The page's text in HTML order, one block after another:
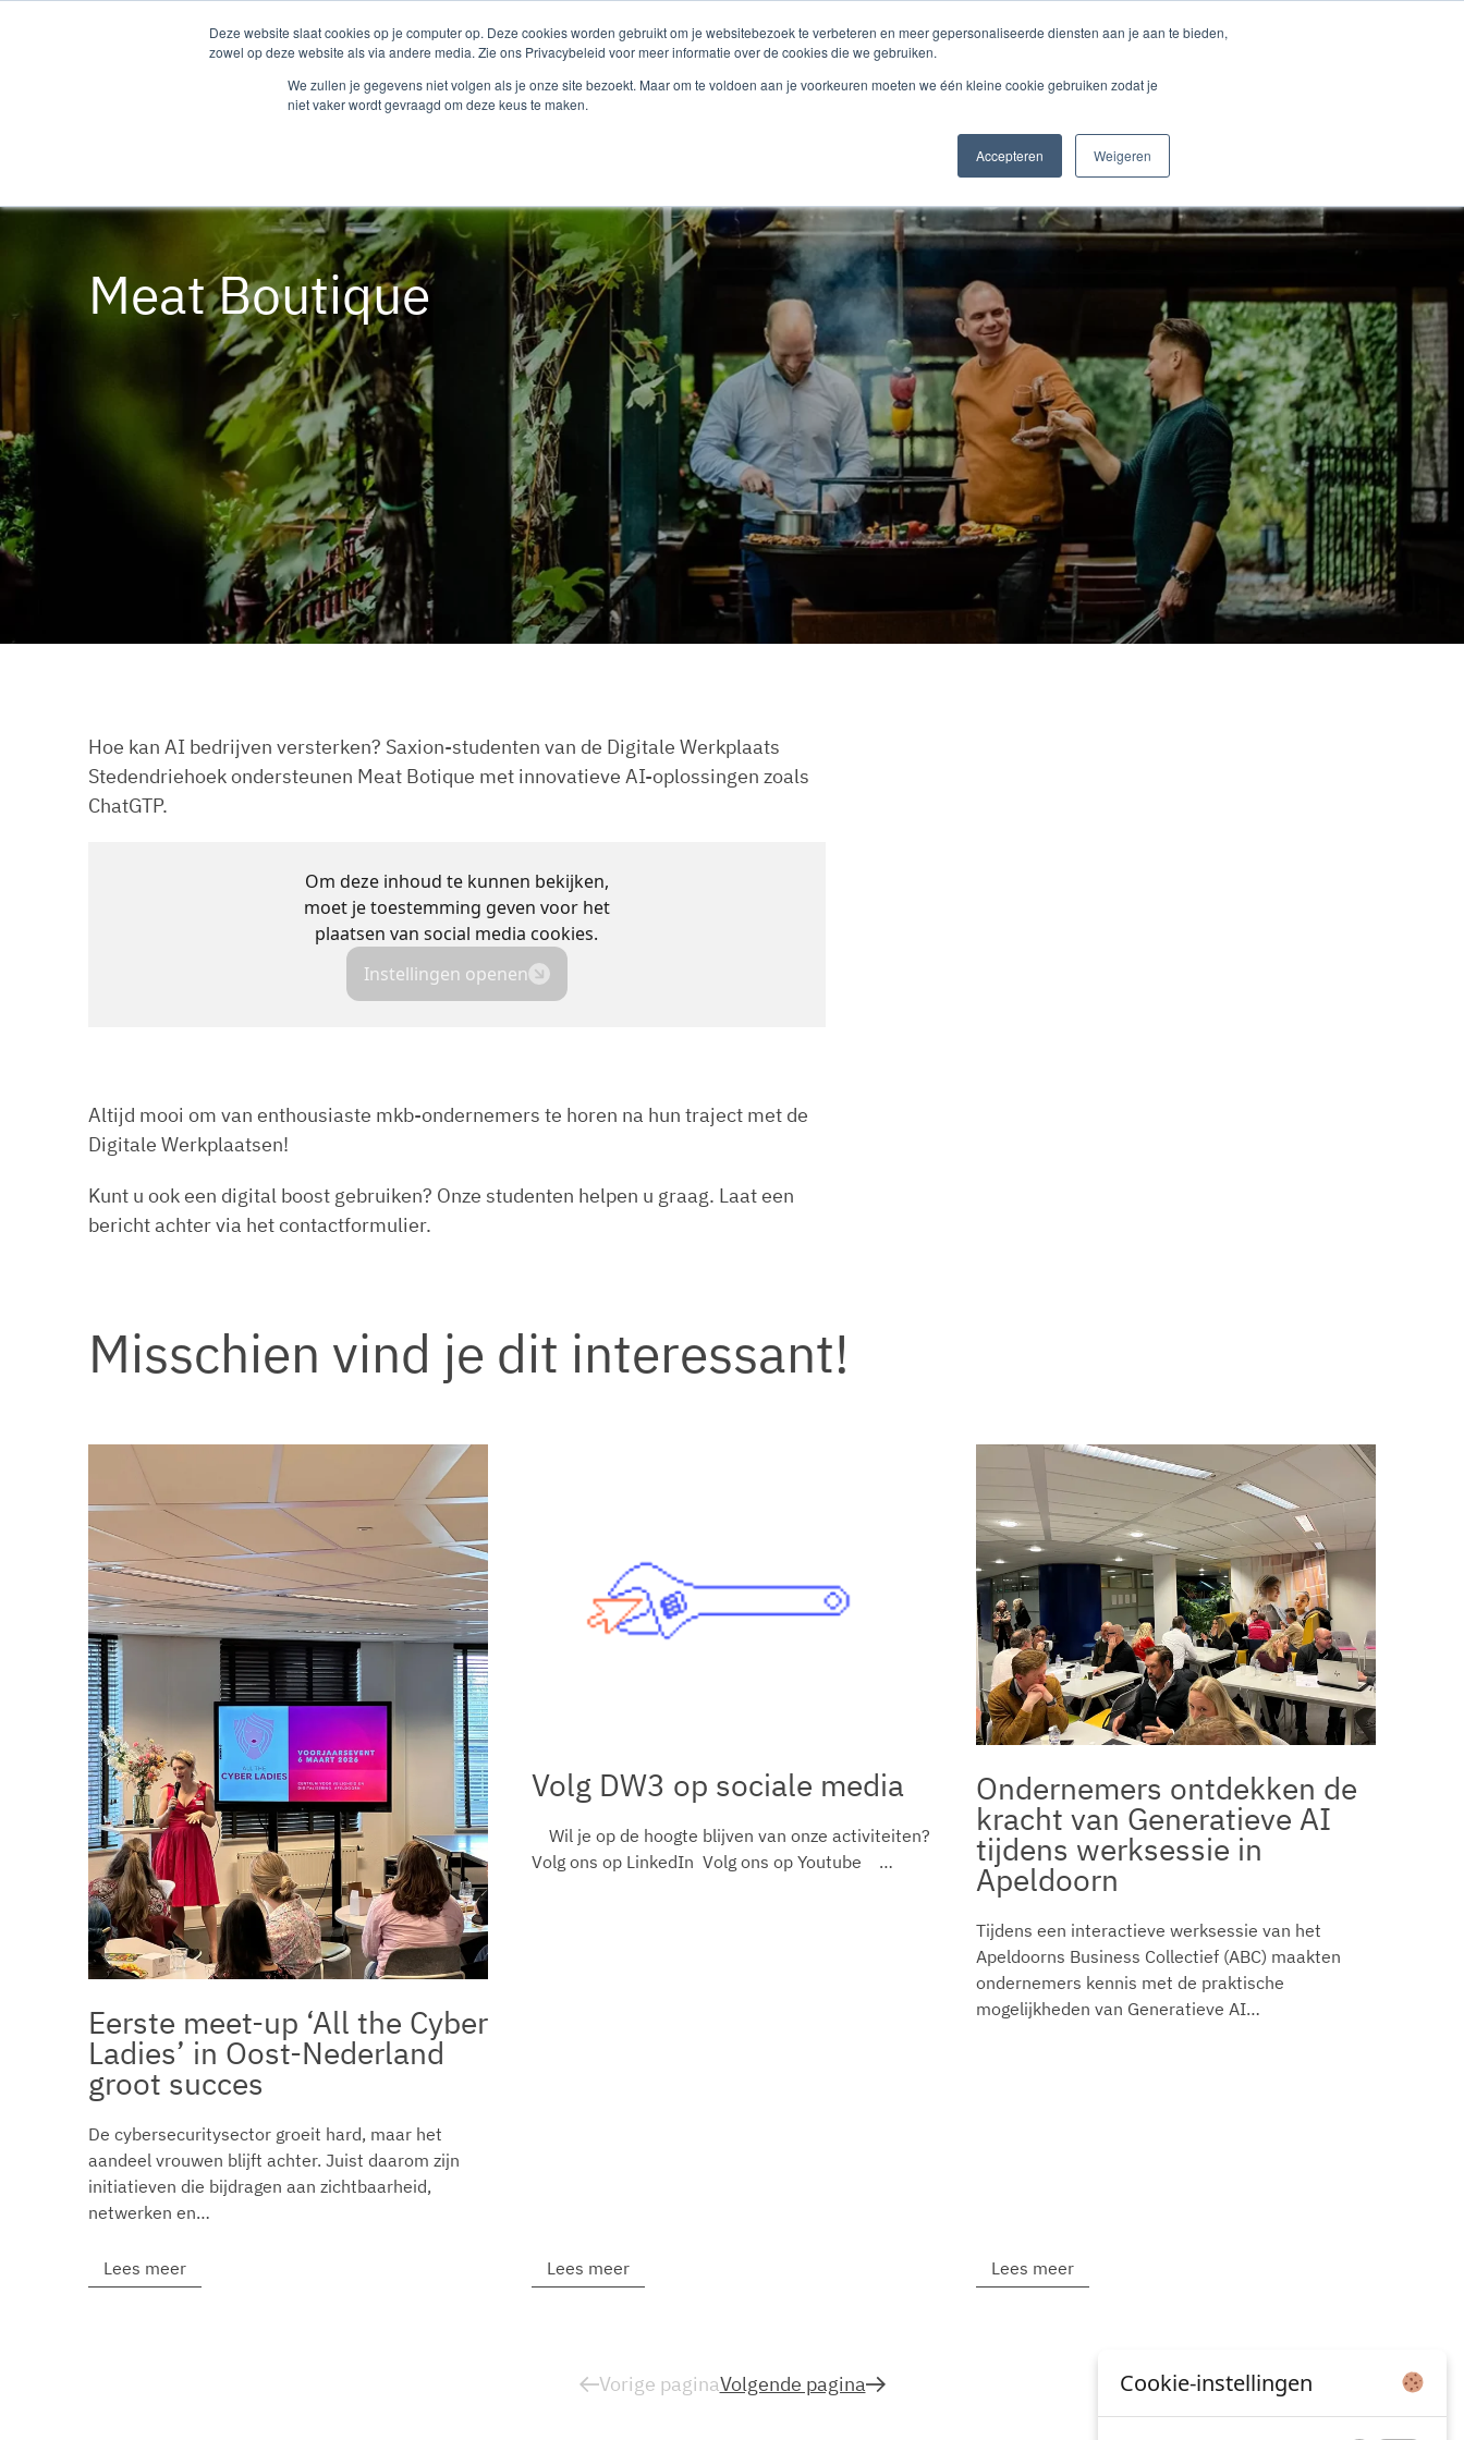
Deze website slaat cookies op je computer op. Deze cookies worden gebruikt om je websitebezoek te verbeteren en meer gepersonaliseerde diensten aan je aan te bieden,
zowel op deze website als via andere media. Zie ons Privacybeleid voor meer informatie over de cookies die we gebruiken.
We zullen je gegevens niet volgen als je onze site bezoekt. Maar om te voldoen aan je voorkeuren moeten we één kleine cookie gebruiken zodat je
niet vaker wordt gevraagd om deze keus te maken.
Accepteren Weigeren
Meat Boutique
Hoe kan AI bedrijven versterken? Saxion-studenten van de Digitale Werkplaats
Stedendriehoek ondersteunen Meat Botique met innovatieve AI-oplossingen zoals
ChatGTP.
Om deze inhoud te kunnen bekijken,
moet je toestemming geven voor het
plaatsen van social media cookies.
Instellingen openen
Altijd mooi om van enthousiaste mkb-ondernemers te horen na hun traject met de
Digitale Werkplaatsen!
Kunt u ook een digital boost gebruiken? Onze studenten helpen u graag. Laat een
bericht achter via het contactformulier.
Misschien vind je dit interessant!
Eerste meet-up ‘All the Cyber
Ladies’ in Oost-Nederland
groot succes
De cybersecuritysector groeit hard, maar het
aandeel vrouwen blijft achter. Juist daarom zijn
initiatieven die bijdragen aan zichtbaarheid,
netwerken en…
Lees meer
Volg DW3 op sociale media
Wil je op de hoogte blijven van onze activiteiten?
Volg ons op LinkedIn Volg ons op Youtube …
Lees meer
Ondernemers ontdekken de
kracht van Generatieve AI
tijdens werksessie in
Apeldoorn
Tijdens een interactieve werksessie van het
Apeldoorns Business Collectief (ABC) maakten
ondernemers kennis met de praktische
mogelijkheden van Generatieve AI…
Lees meer
Vorige paginaVolgende pagina Cookie-instellingen